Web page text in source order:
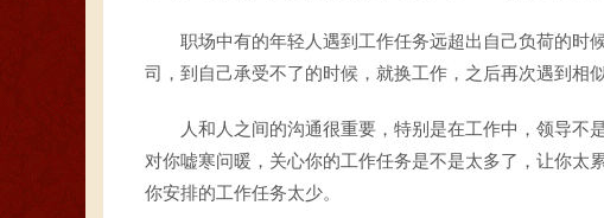
职场中有的年轻人遇到工作任务远超出自己负荷的时
司，到自己承受不了的时候，就换工作，之后再次遇到相
人和人之间的沟通很重要，特别是在工作中，领导不
对你嘘寒问暖，关心你的工作任务是不是太多了，让你太
你安排的工作任务太少。